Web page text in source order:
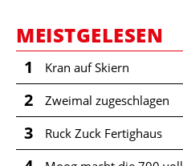
MEISTGELESEN
1 Kran auf Skiern
2 Zweimal zugeschlagen
3 Ruck Zuck Fertighaus